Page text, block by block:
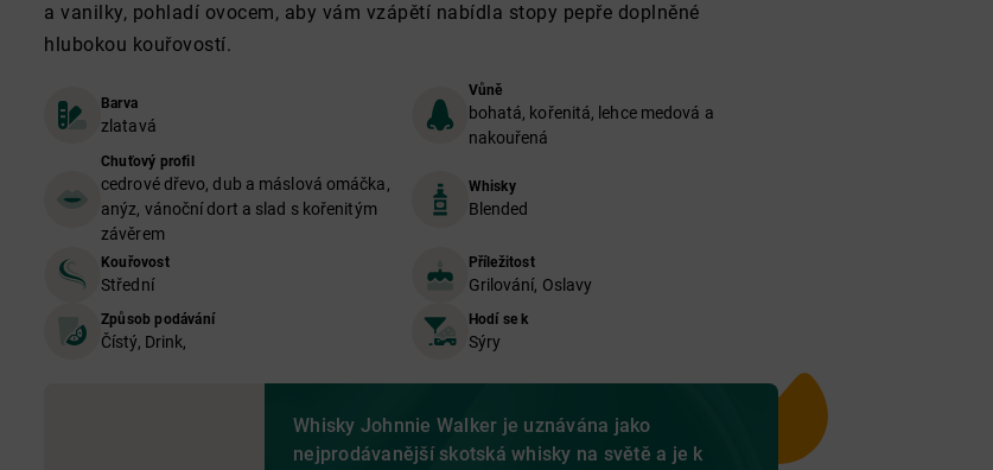
a vanilky, pohladí ovocem, aby vám vzápětí nabídla stopy pepře doplněné
hlubokou kouřovostí.
Barva
zlatavá
Vůně
bohatá, kořenitá, lehce medová a
nakouřená
Chuťový profil
cedrové dřevo, dub a máslová omáčka,
anýz, vánoční dort a slad s kořenitým
závěrem
Whisky
Blended
Kouřovost
Střední
Příležitost
Grilování, Oslavy
Způsob podávání
Čístý, Drink,
Hodí se k
Sýry
Whisky Johnnie Walker je uznávána jako
nejprodávanější skotská whisky na světě a je k